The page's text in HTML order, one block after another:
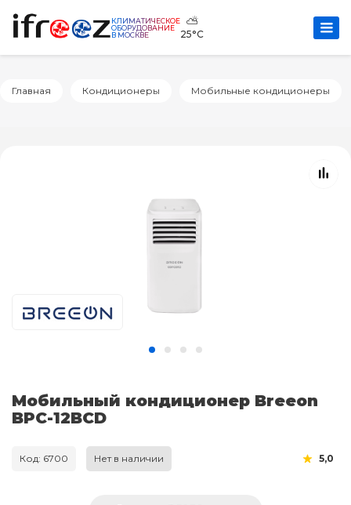
КЛИМАТИЧЕСКОЕ
ОБОРУДОВАНИЕ
В МОСКВЕ
⛅
25°C
Главная Кондиционеры Мобильные кондиционеры
Мобильный кондиционер Breeon
BPC-12BCD
Код: 6700 Нет в наличии 5,0